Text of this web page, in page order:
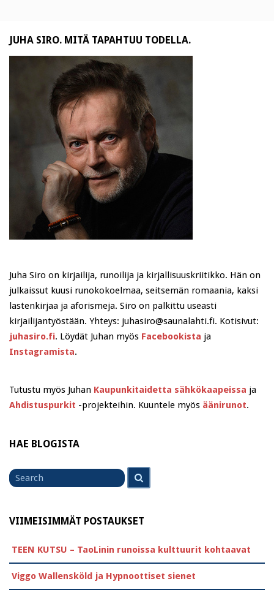
JUHA SIRO. MITÄ TAPAHTUU TODELLA.
Juha Siro on kirjailija, runoilija ja kirjallisuuskriitikko. Hän on
julkaissut kuusi runokokoelmaa, seitsemän romaania, kaksi
lastenkirjaa ja aforismeja. Siro on palkittu useasti
kirjailijantyöstään. Yhteys: juhasiro@saunalahti.fi. Kotisivut:
juhasiro.fi. Löydät Juhan myös Facebookista ja
Instagramista.
Tutustu myös Juhan Kaupunkitaidetta sähkökaapeissa ja
Ahdistuspurkit -projekteihin. Kuuntele myös äänirunot.
HAE BLOGISTA
Search
for
VIIMEISIMMÄT POSTAUKSET
TEEN KUTSU – TaoLinin runoissa kulttuurit kohtaavat
Viggo Wallensköld ja Hypnoottiset sienet